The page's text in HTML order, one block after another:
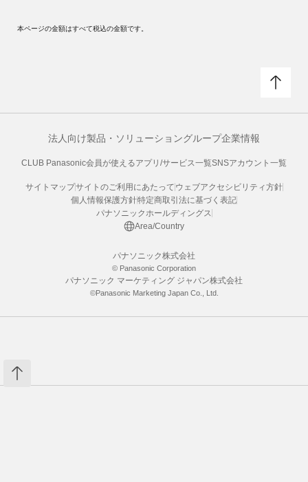
本ページの金額はすべて税込の金額です。
法人向け製品・ソリューショングループ企業情報
CLUB Panasonic会員が使えるアプリ/サービス一覧SNSアカウント一覧
サイトマップサイトのご利用にあたって ウェブアクセシビリティ方針
個人情報保護方針特定商取引法に基づく表記
パナソニックホールディングス
Area/Country
パナソニック株式会社
© Panasonic Corporation
パナソニック マーケティング ジャパン株式会社
©Panasonic Marketing Japan Co., Ltd.